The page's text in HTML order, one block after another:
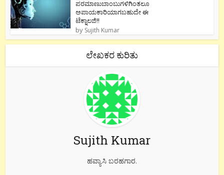
ಪರಮಾಣುಬಾಂಬುಗಳಿಗಿಂತಲೂ
ಅಪಾಯಕಾರಿಯಾಗಬಹುದೇ ಈ
ಟೆಕ್ನಾಲಜಿ!!
by Sujith Kumar
ಲೇಖಕರ ಕುರಿತು
Sujith Kumar
ಹವ್ಯಾಸಿ ಬರಹಗಾರ.